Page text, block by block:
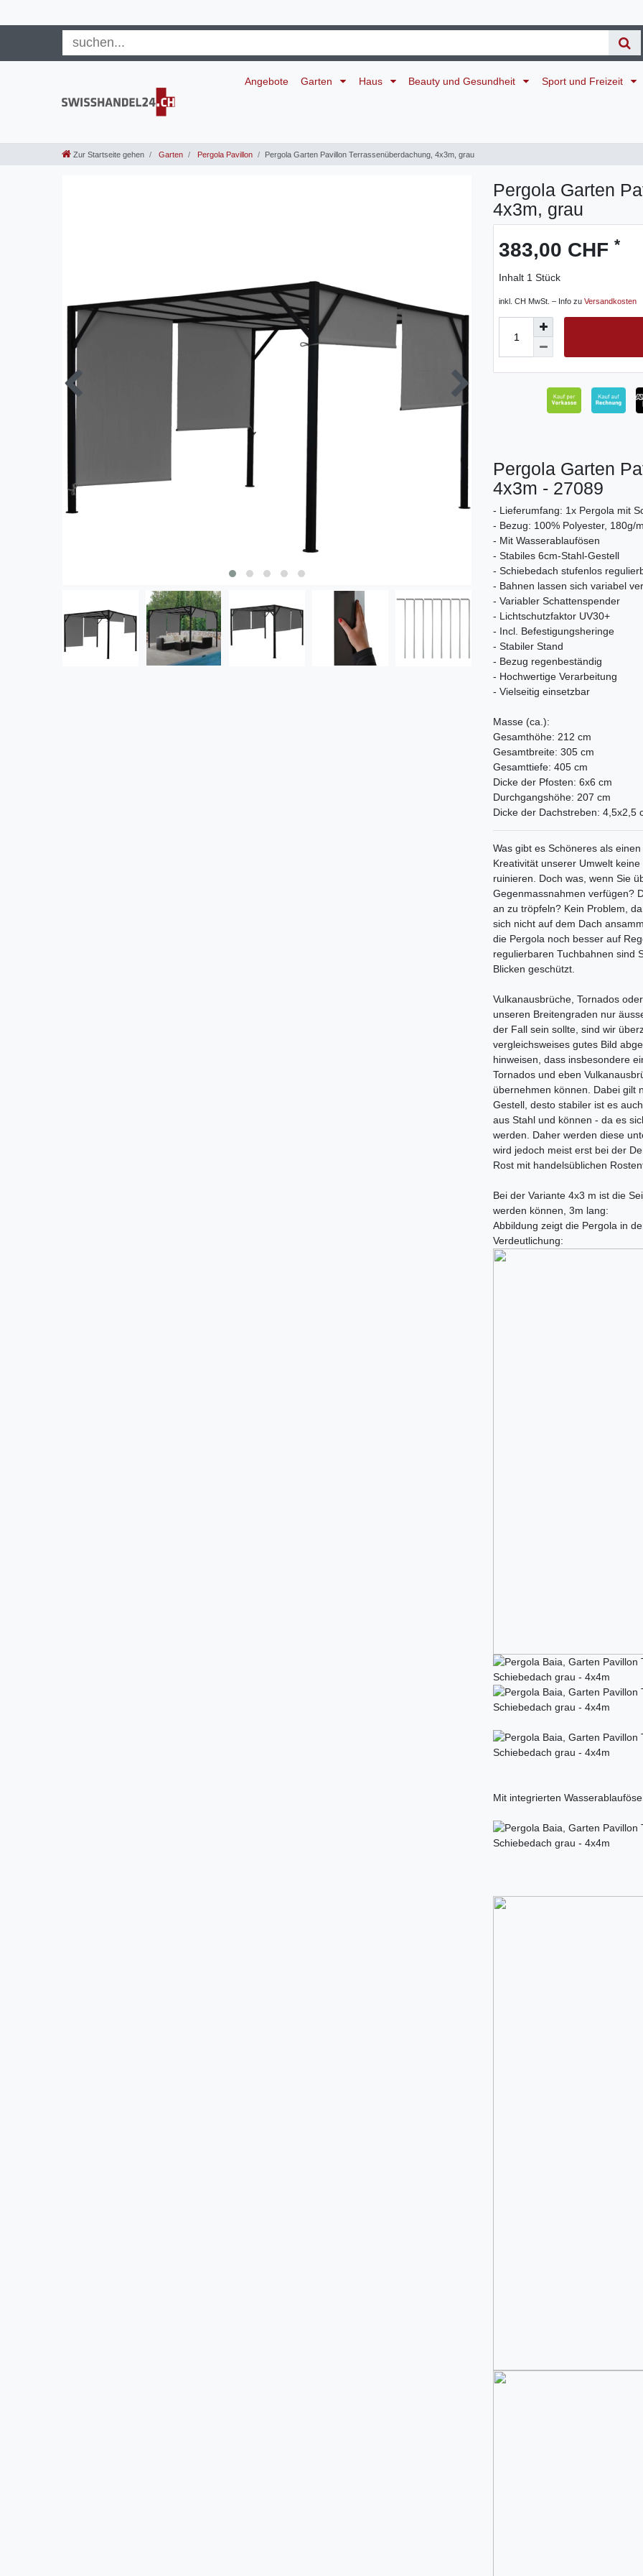
Angebote Garten Haus Beauty und Gesundheit Sport und Freizeit
Zur Startseite gehen Garten Pergola Pavillon Pergola Garten Pavillon Terrassenüberdachung, 4x3m, grau
Pergola Garten
4x3m, grau
383,00 CHF *
Inhalt 1 Stück
inkl. CH MwSt. – Info zu Versandkosten
Pergola Garten
4x3m - 27089
- Lieferumfang: 1x Pergola mit
- Bezug: 100% Polyester, 180g/
- Mit Wasserablaufösen
- Stabiles 6cm-Stahl-Gestell
- Schiebedach stufenlos
- Bahnen lassen sich variabel
- Variabler Schattenspender
- Lichtschutzfaktor UV30+
- Incl. Befestigungsheringe
- Stabiler Stand
- Bezug regenbeständig
- Hochwertige Verarbeitung
- Vielseitig einsetzbar
Masse (ca.):
Gesamthöhe: 212 cm
Gesamtbreite: 305 cm
Gesamttiefe: 405 cm
Dicke der Pfosten: 6x6 cm
Durchgangshöhe: 207 cm
Dicke der Dachstreben: 4,5x2,5
Was gibt es Schöneres als
Kreativität unserer Umwelt
ruinieren. Doch was, wenn Sie
Gegenmassnahmen verfügen?
an zu tröpfeln? Kein Problem,
sich nicht auf dem Dach
die Pergola noch besser auf
regulierbaren Tuchbahnen sind
Blicken geschützt.
Vulkanausbrüche, Tornados
unseren Breitengraden nur
der Fall sein sollte, sind wir
vergleichsweises gutes Bild
hinweisen, dass insbesondere
Tornados und eben
übernehmen können. Dabei gilt
Gestell, desto stabiler ist es
aus Stahl und können - da es
werden. Daher werden diese
wird jedoch meist erst bei der
Rost mit handelsüblichen
Bei der Variante 4x3 m ist die
werden können, 3m lang:
Abbildung zeigt die Pergola in
Verdeutlichung:
Mit integrierten